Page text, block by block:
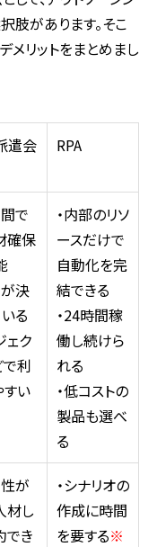
肢があります。そこ
メリットをまとめまし
遣会
RPA
で
確保
が決
る
ェク
で利
すい
・内部のリソ
ースだけで
自動化を完
結できる
・24時間稼
働し続けら
れる
・低コストの
製品も選べ
る
が
材し
でき
・シナリオの
作成に時間
を要する※